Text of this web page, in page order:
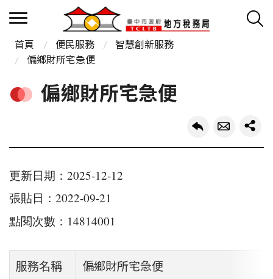
首頁 便民服務
智慧創新服務
偏鄉財所宅急便
偏鄉財所宅急便
更新日期：2025-12-12
張貼日：2022-09-21
點閱次數：14814001
服務名稱 偏鄉財所宅急便